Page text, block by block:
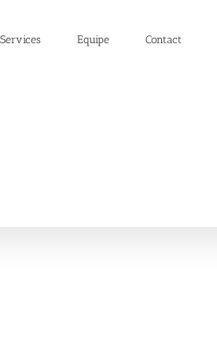
Services Equipe Contact